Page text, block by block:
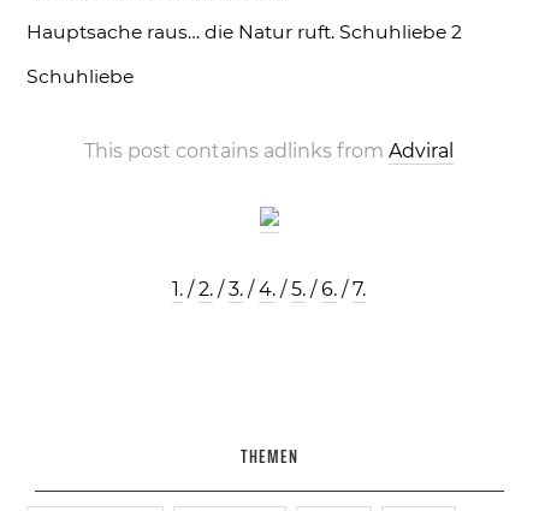
Hauptsache raus… die Natur ruft. Schuhliebe 2
Schuhliebe
This post contains adlinks fromAdviral
1. /2. /3. /4. /5. /6. /7.
THEMEN